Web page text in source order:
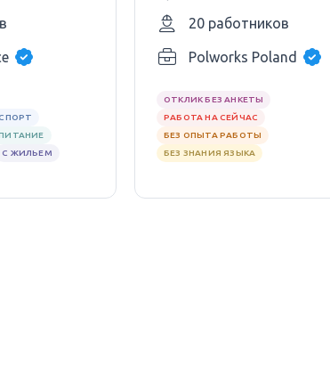
С ЖИЛЬЕМ
20 работников
Polworks Poland
ОТКЛИК БЕЗ АНКЕТЫ
РАБОТА НА СЕЙЧАС
БЕЗ ОПЫТА РАБОТЫ
БЕЗ ЗНАНИЯ ЯЗЫКА